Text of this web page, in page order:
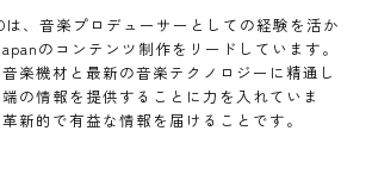
は、音楽プロデューサーとしての経験を活か
のコンテンツ制作をリードしています。
楽機材と最新の音楽テクノロジーに精通し
の情報を提供することに力を入れていま
新的で有益な情報を届けることです。